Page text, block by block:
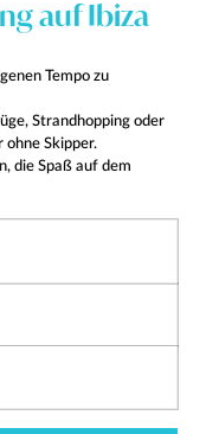
auf Ibiza
Tempo zu
Strandhopping oder
ohne Skipper.
die Spaß auf dem